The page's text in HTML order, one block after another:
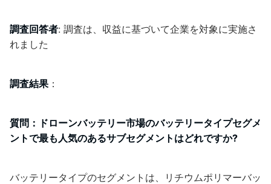
調査回答者: 調査は、収益に基づいて企業を対象に実施さ
れました
調査結果：
質問：ドローンバッテリー市場のバッテリータイプセグメ
ントで最も人気のあるサブセグメントはどれですか?
バッテリータイプのセグメントは、リチウムポリマーバッ